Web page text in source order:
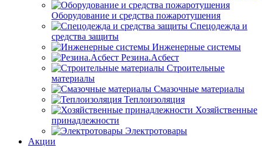
Оборудование и средства пожаротушения
Спецодежда и
средства защиты
Инженерные системы
Резина.Асбест
Строительные
материалы
Смазочные материалы
Теплоизоляция
Хозяйственные
принадлежности
Электротовары
Акции